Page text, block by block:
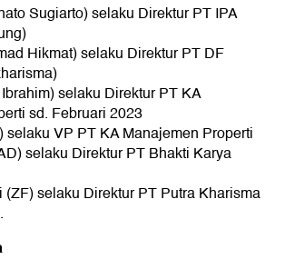
Sugiarto) selaku Direktur PT IPA
Hikmat) selaku Direktur PT DF
selaku Direktur PT KA
sd. Februari 2023
selaku VP PT KA Manajemen Properti
selaku Direktur PT Bhakti Karya
selaku Direktur PT Putra Kharisma